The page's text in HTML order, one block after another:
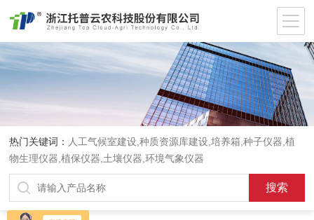
热门关键词： 人工气候室建设,种质资源库建设,培养箱,种子仪器,植
物生理仪器,植保仪器,土壤仪器,环境气象仪器